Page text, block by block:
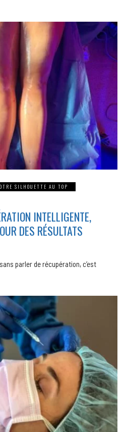
SILHOUETTE AU TOP
INTELLIGENTE,
DES RÉSULTATS
parler de récupération, c’est